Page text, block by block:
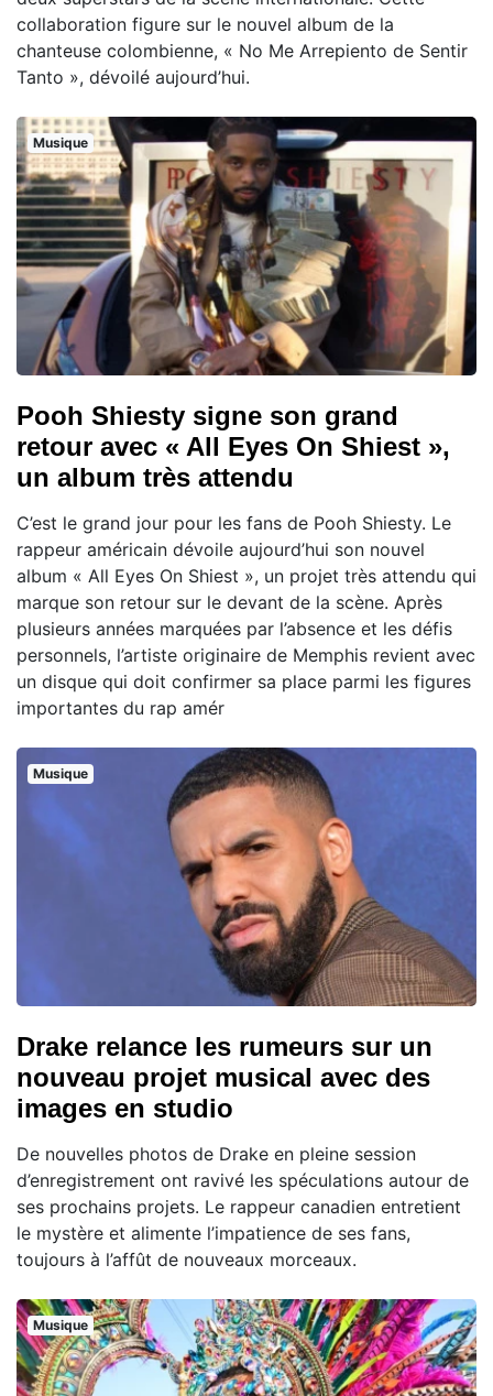
collaboration figure sur le nouvel album de la
chanteuse colombienne, « No Me Arrepiento de Sentir
Tanto », dévoilé aujourd’hui.
Musique
Pooh Shiesty signe son grand
retour avec « All Eyes On Shiest »,
un album très attendu
C’est le grand jour pour les fans de Pooh Shiesty. Le
rappeur américain dévoile aujourd’hui son nouvel
album « All Eyes On Shiest », un projet très attendu qui
marque son retour sur le devant de la scène. Après
plusieurs années marquées par l’absence et les défis
personnels, l’artiste originaire de Memphis revient avec
un disque qui doit confirmer sa place parmi les figures
importantes du rap amér
Musique
Drake relance les rumeurs sur un
nouveau projet musical avec des
images en studio
De nouvelles photos de Drake en pleine session
d’enregistrement ont ravivé les spéculations autour de
ses prochains projets. Le rappeur canadien entretient
le mystère et alimente l’impatience de ses fans,
toujours à l’affût de nouveaux morceaux.
Musique